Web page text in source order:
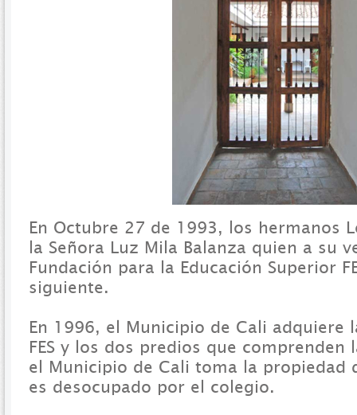
En Octubre 27 de 1993, los hermanos
la Señora Luz Mila Balanza quien a su
Fundación para la Educación Superior
siguiente.
En 1996, el Municipio de Cali adquiere
FES y los dos predios que comprenden
el Municipio de Cali toma la propiedad
es desocupado por el colegio.